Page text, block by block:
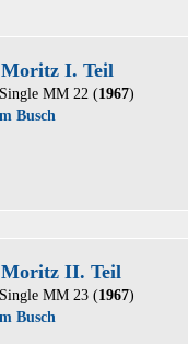
I. Teil
Single MM 22 (1967)
Busch
II. Teil
Single MM 23 (1967)
Busch